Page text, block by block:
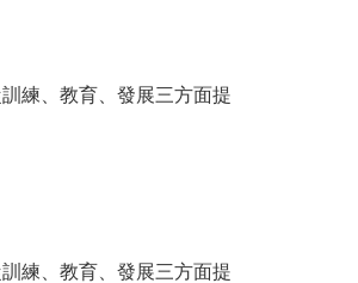
練、教育、發展三方面提
練、教育、發展三方面提